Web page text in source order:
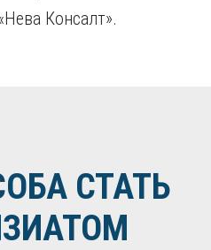
Консалт».
СТАТЬ